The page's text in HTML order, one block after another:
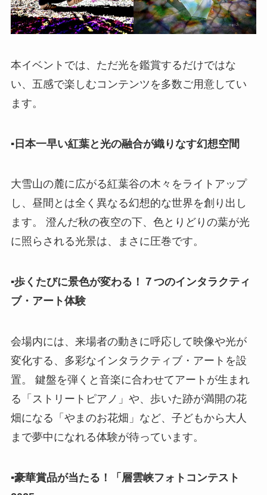
本イベントでは、ただ光を鑑賞するだけではな
い、五感で楽しむコンテンツを多数ご用意してい
ます。
▪︎日本一早い紅葉と光の融合が織りなす幻想空間
大雪山の麓に広がる紅葉谷の木々をライトアップ
し、昼間とは全く異なる幻想的な世界を創り出し
ます。 澄んだ秋の夜空の下、色とりどりの葉が光
に照らされる光景は、まさに圧巻です。
▪︎歩くたびに景色が変わる！７つのインタラクティ
ブ・アート体験
会場内には、来場者の動きに呼応して映像や光が
変化する、多彩なインタラクティブ・アートを設
置。 鍵盤を弾くと音楽に合わせてアートが生まれ
る「ストリートピアノ」や、歩いた跡が満開の花
畑になる「やまのお花畑」など、子どもから大人
まで夢中になれる体験が待っています。
▪︎豪華賞品が当たる！「層雲峡フォトコンテスト